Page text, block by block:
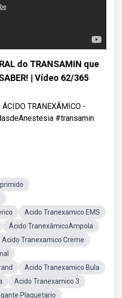
do TRANSAMIN que
| Vídeo 62/365
ÁCIDO TRANEXÂMICO -
#transamin
Acido Tranexamico EMS
Ácido TranexâmicoAmpola
Acido Tranexamico Creme
Acido Tranexamico Bula
Acido Tranexamico 3
Plaquetario